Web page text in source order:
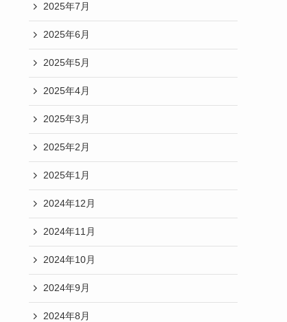
2025年7月
2025年6月
2025年5月
2025年4月
2025年3月
2025年2月
2025年1月
2024年12月
2024年11月
2024年10月
2024年9月
2024年8月